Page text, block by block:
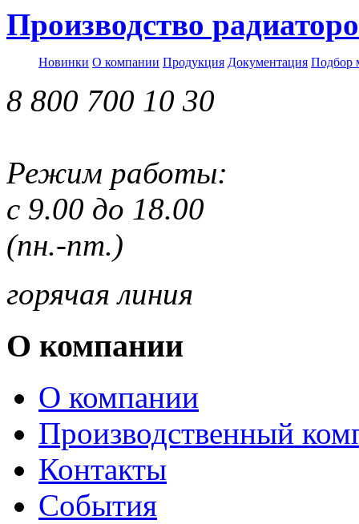
Производство
Новинки О компании Продукция Документация Подбор
8 800 700 10 30
Режим работы:
с 9.00 до 18.00
(пн.-пт.)
горячая линия
О компании
О компании
Производственный
Контакты
События